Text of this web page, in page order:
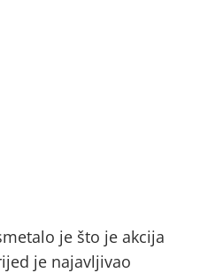
je što je akcija
je najavljivao